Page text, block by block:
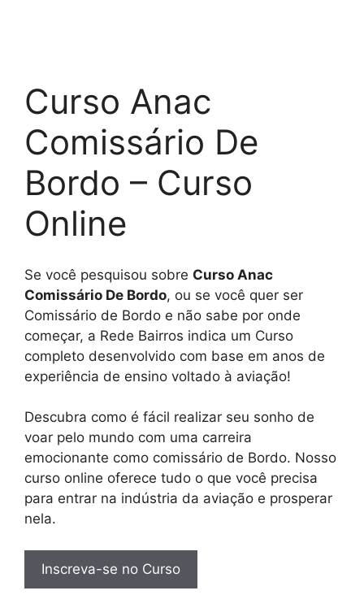
Curso Anac
Comissário De
Bordo – Curso
Online
Se você pesquisou sobre Curso Anac
Comissário De Bordo, ou se você quer ser
Comissário de Bordo e não sabe por onde
começar, a Rede Bairros indica um Curso
completo desenvolvido com base em anos de
experiência de ensino voltado à aviação!
Descubra como é fácil realizar seu sonho de
voar pelo mundo com uma carreira
emocionante como comissário de Bordo. Nosso
curso online oferece tudo o que você precisa
para entrar na indústria da aviação e prosperar
nela.
Inscreva-se no Curso